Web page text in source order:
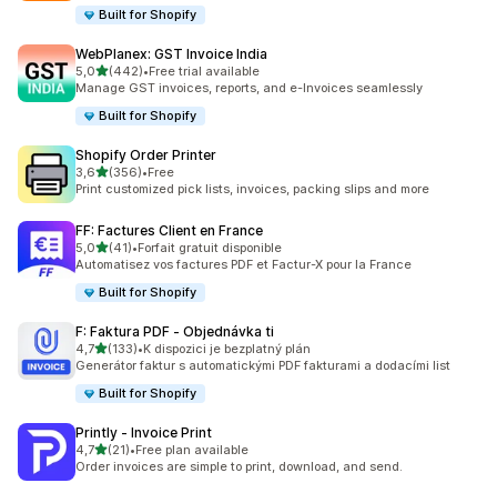
Built for Shopify
WebPlanex: GST Invoice India
5,0z 5 hvězd
(442)
Celkový počet recenzí: 442
•Free trial available
Manage GST invoices, reports, and e-Invoices seamlessly
Built for Shopify
Shopify Order Printer
3,6z 5 hvězd
(356)
Celkový počet recenzí: 356
•Free
Print customized pick lists, invoices, packing slips and more
FF: Factures Client en France
5,0z 5 hvězd
(41)
Celkový počet recenzí: 41
•Forfait gratuit disponible
Automatisez vos factures PDF et Factur-X pour la France
Built for Shopify
F: Faktura PDF ‑ Objednávka ti
4,7z 5 hvězd
(133)
Celkový počet recenzí: 133
•K dispozici je bezplatný plán
Generátor faktur s automatickými PDF fakturami a dodacími list
Built for Shopify
Printly ‑ Invoice Print
4,7z 5 hvězd
(21)
Celkový počet recenzí: 21
•Free plan available
Order invoices are simple to print, download, and send.